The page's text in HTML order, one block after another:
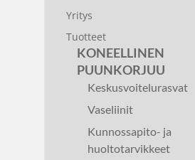
Yritys
Tuotteet
KONEELLINEN
PUUNKORJUU
Keskusvoitelurasvat
Vaseliinit
Kunnossapito- ja
huoltotarvikkeet